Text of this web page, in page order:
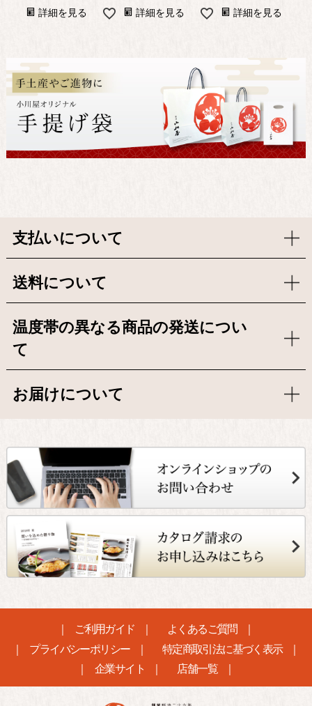
詳細を見る 詳細を見る 詳細を見る
支払いについて
送料について
温度帯の異なる商品の発送につい
て
お届けについて
ご利用ガイド
よくあるご質問
プライバシーポリシー
特定商取引法に基づく表示
企業サイト
店舗一覧